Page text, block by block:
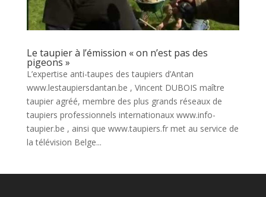
Le taupier à l’émission « on n’est pas des
pigeons »
L’expertise anti-taupes des taupiers d’Antan
www.lestaupiersdantan.be , Vincent DUBOIS maître
taupier agréé, membre des plus grands réseaux de
taupiers professionnels internationaux www.info-
taupier.be , ainsi que www.taupiers.fr met au service de
la télévision Belge...